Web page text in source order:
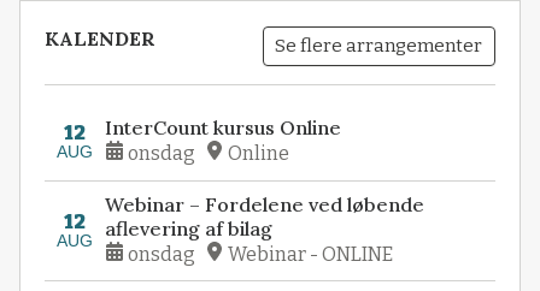
KALENDER Se flere arrangementer
12
AUG
InterCount kursus Online
onsdag Online
12
AUG
Webinar – Fordelene ved løbende
aflevering af bilag
onsdag Webinar - ONLINE